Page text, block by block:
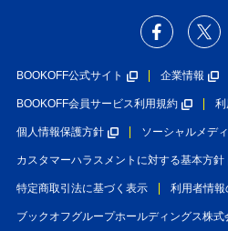
BOOKOFF公式サイト 企業情報
BOOKOFF会員サービス利用規約
個人情報保護方針 ソーシャルメデ
カスタマーハラスメントに対する基本方針
特定商取引法に基づく表示 利用者情報
ブックオフグループホールディングス株式